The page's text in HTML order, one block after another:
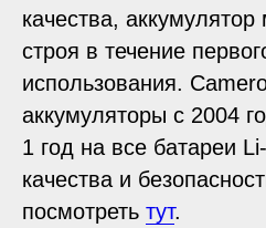
качества,
строя в течение
использования.
аккумуляторы с 2004
1 год на все батареи
качества и
посмотреть тут.